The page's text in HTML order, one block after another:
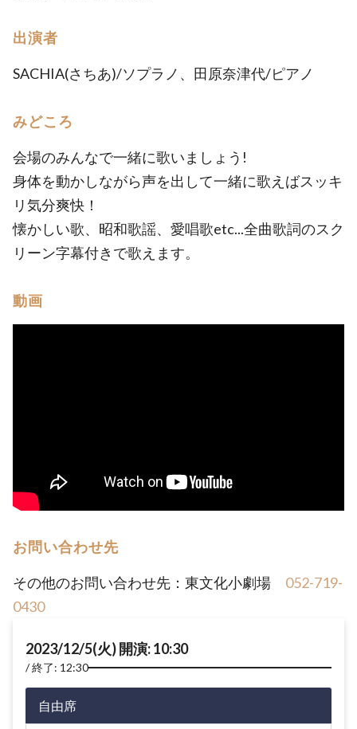
出演者
SACHIA(さちあ)/ソプラノ、田原奈津代/ピアノ
みどころ
会場のみんなで一緒に歌いましょう!
身体を動かしながら声を出して一緒に歌えばスッキ
リ気分爽快！
懐かしい歌、昭和歌謡、愛唱歌etc...全曲歌詞のスク
リーン字幕付きで歌えます。
動画
お問い合わせ先
その他のお問い合わせ先：東文化小劇場 052-719-
0430
2023/12/5(火) 開演: 10:30
終了: 12:30
自由席